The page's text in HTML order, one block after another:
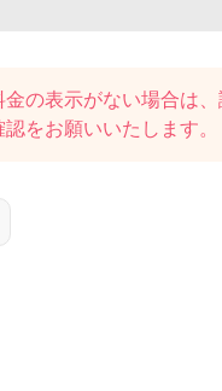
金の表示がない場合は
をお願いいたします。